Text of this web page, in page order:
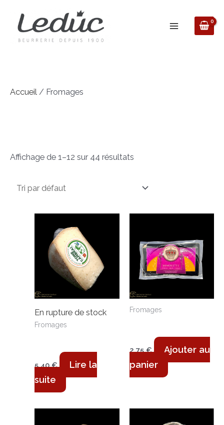
contenu
Accueil / Fromages
Affichage de 1–12 sur 44 résultats
En rupture de stock
Fromages
5,40€
Lire la
suite
Fromages
2,75€
Ajouter au
panier